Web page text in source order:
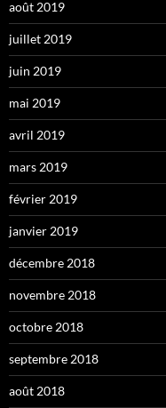
août 2019
juillet 2019
juin 2019
mai 2019
avril 2019
mars 2019
février 2019
janvier 2019
décembre 2018
novembre 2018
octobre 2018
septembre 2018
août 2018